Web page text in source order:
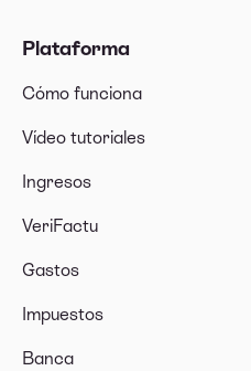
Plataforma
Cómo funciona
Vídeo tutoriales
Ingresos
VeriFactu
Gastos
Impuestos
Banca